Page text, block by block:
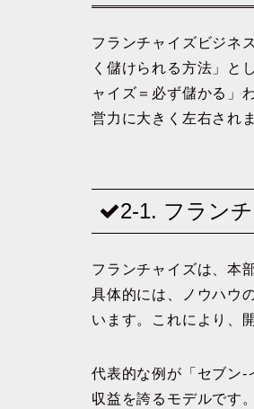
フランチャイズビジネ
く儲けられる方法」と
ャイズ＝必ず儲かる」
営力に大きく左右されま
2-1. フラン
フランチャイズは、本
具体的には、ノウハウ
います。これにより、
代表的な例が 「セブン-
収益を誇るモデルです